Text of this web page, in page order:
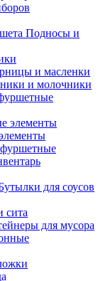
Подносы и
и масленки
и молочники
для соусов
сита
для мусора